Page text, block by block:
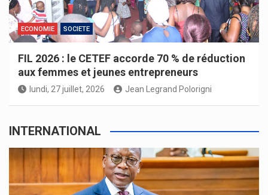
ECONOMIE SOCIETE
FIL 2026 : le CETEF accorde 70 % de réduction
aux femmes et jeunes entrepreneurs
lundi, 27 juillet, 2026 Jean Legrand Polorigni
INTERNATIONAL